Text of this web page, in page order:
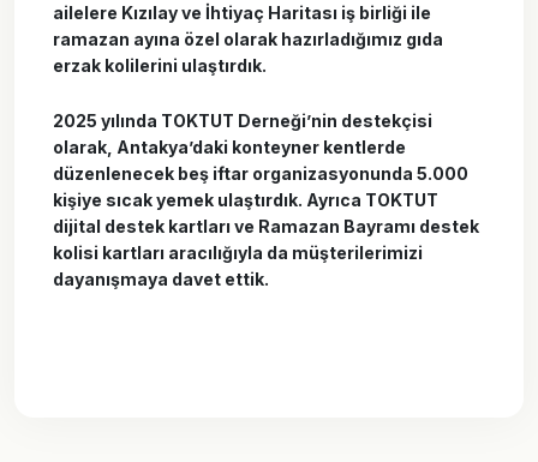
ailelere Kızılay ve İhtiyaç Haritası iş birliği ile
ramazan ayına özel olarak hazırladığımız gıda
erzak kolilerini ulaştırdık.
2025 yılında TOKTUT Derneği’nin destekçisi
olarak, Antakya’daki konteyner kentlerde
düzenlenecek beş iftar organizasyonunda 5.000
kişiye sıcak yemek ulaştırdık. Ayrıca TOKTUT
dijital destek kartları ve Ramazan Bayramı destek
kolisi kartları aracılığıyla da müşterilerimizi
dayanışmaya davet ettik.